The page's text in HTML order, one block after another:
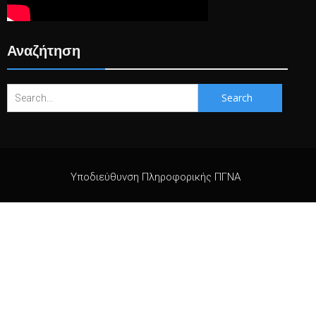
Αναζήτηση
for:
Υποδιεύθυνση Πληροφορικής ΠΓΝΑ